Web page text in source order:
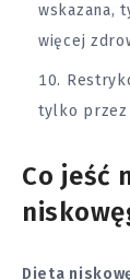
wskazana,
więcej
tylko przez
Co jeść
Dieta